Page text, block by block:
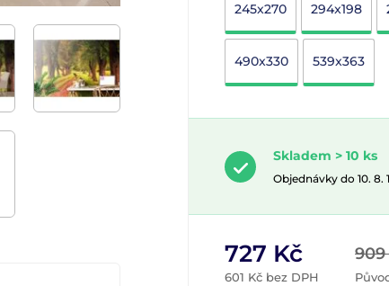
245x270 294x198
490x330 539x363
Skladem > 10 ks
Objednávky do 10. 8.
909
727 Kč
601 Kč bez DPH